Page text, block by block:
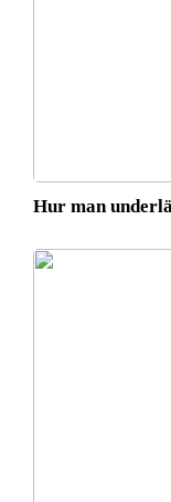
Hur man